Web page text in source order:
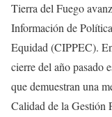
Tierra del Fuego
Información de
Equidad (CIPPEC).
cierre del año pasado
que demuestran una
Calidad de la Gestión